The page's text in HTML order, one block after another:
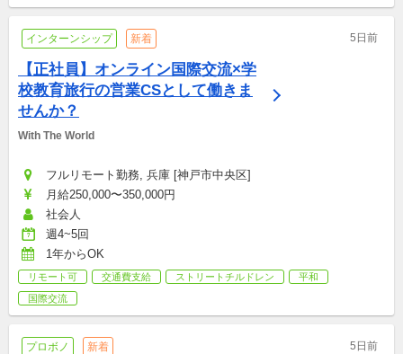
インターンシップ 新着 5日前
【正社員】オンライン国際交流×学
校教育旅行の営業CSとして働きま
せんか？
With The World
フルリモート勤務, 兵庫 [神戸市中央区]
月給250,000〜350,000円
社会人
週4~5回
1年からOK
リモート可 交通費支給 ストリートチルドレン
平和
国際交流
プロボノ 新着 5日前